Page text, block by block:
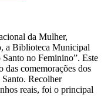
da Mulher,
a Biblioteca Municipal
no Feminino”. Este
comemorações dos
Recolher
reais, foi o principal